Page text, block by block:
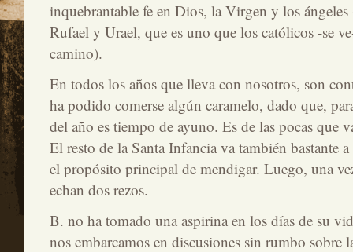
inquebrantable fe en Dios, la Virgen y los
Rufael y Urael, que es uno que los católicos -se
camino).
En todos los años que lleva con nosotros, son
ha podido comerse algún caramelo, dado que,
del año es tiempo de ayuno. Es de las pocas que
El resto de la Santa Infancia va también bastante
el propósito principal de mendigar. Luego, una
echan dos rezos.
B. no ha tomado una aspirina en los días de su
nos embarcamos en discusiones sin rumbo sobre